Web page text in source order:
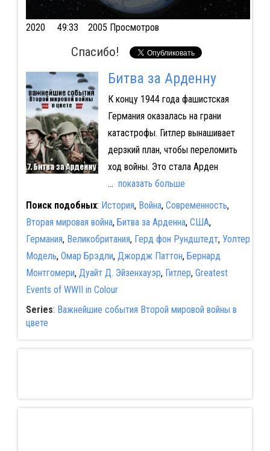
2020 49:33 2005 Просмотров
Спасибо!
Битва за Арденну
К концу 1944 года фашистская
Германия оказалась на грани
катастрофы. Гитлер вынашивает
дерзкий план, чтобы переломить
ход войны. Это стала Арден
... показать больше
Поиск подобных: История, Война, Современность,
Вторая мировая война, Битва за Арденна, США,
Германия, Великобритания, Герд фон Рундштедт, Уолтер
Модель, Омар Брэдли, Джордж Паттон, Бернард
Монтгомери, Дуайт Д. Эйзенхауэр, Гитлер, Greatest
Events of WWII in Colour
Series: Важнейшие события Второй мировой войны в
цвете